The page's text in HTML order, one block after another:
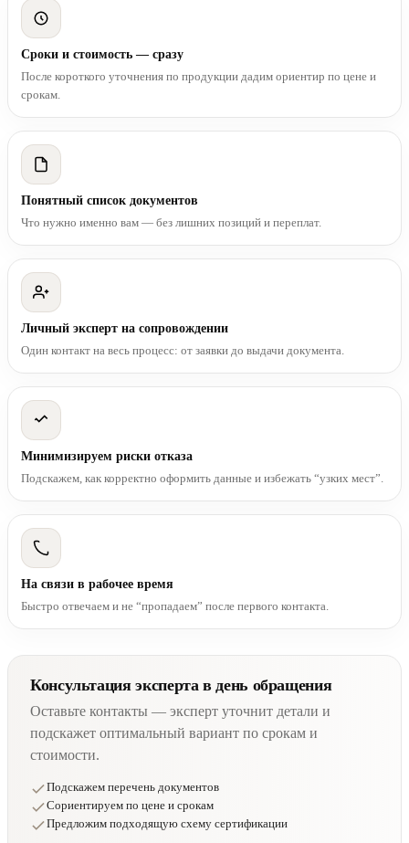
Сроки и стоимость — сразу
После короткого уточнения по продукции дадим ориентир по цене и
срокам.
Понятный список документов
Что нужно именно вам — без лишних позиций и переплат.
Личный эксперт на сопровождении
Один контакт на весь процесс: от заявки до выдачи документа.
Минимизируем риски отказа
Подскажем, как корректно оформить данные и избежать “узких мест”.
На связи в рабочее время
Быстро отвечаем и не “пропадаем” после первого контакта.
Консультация эксперта в день обращения
Оставьте контакты — эксперт уточнит детали и
подскажет оптимальный вариант по срокам и
стоимости.
Подскажем перечень документов
Сориентируем по цене и срокам
Предложим подходящую схему сертификации